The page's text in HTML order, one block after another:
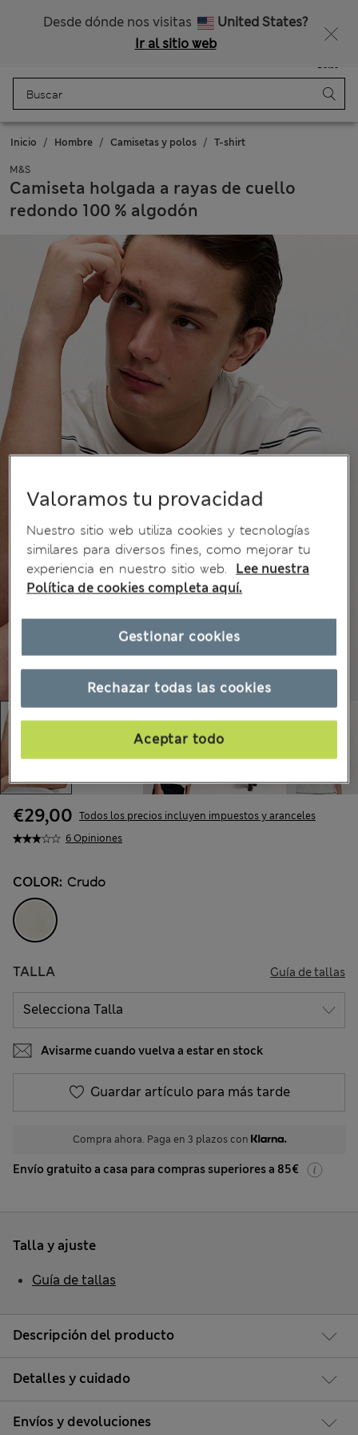
Desde dónde nos visitas
United States?
Ir al sitio web
Bolso
Inicio Hombre Camisetas y polos T-shirt
M&S
Camiseta holgada a rayas de cuello
redondo 100 % algodón
6 Opiniones
€29,00 Todos los precios incluyen impuestos y aranceles
COLOR: Crudo
TALLA Guía de tallas
Avisarme cuando vuelva a estar en stock
Guardar artículo para más tarde
Compra ahora. Paga en 3 plazos con
Envío gratuito a casa para compras superiores a 85€
Descripción del producto
Detalles y cuidado
Envíos y devoluciones
Talla y ajuste
Guía de tallas
Valoramos tu provacidad
Nuestro sitio web utiliza cookies y tecnologías
similares para diversos fines, como mejorar tu
experiencia en nuestro sitio web.
Lee nuestra
Política de cookies completa aquí.
Rechazar todas las cookies
Aceptar todo
Gestionar cookies